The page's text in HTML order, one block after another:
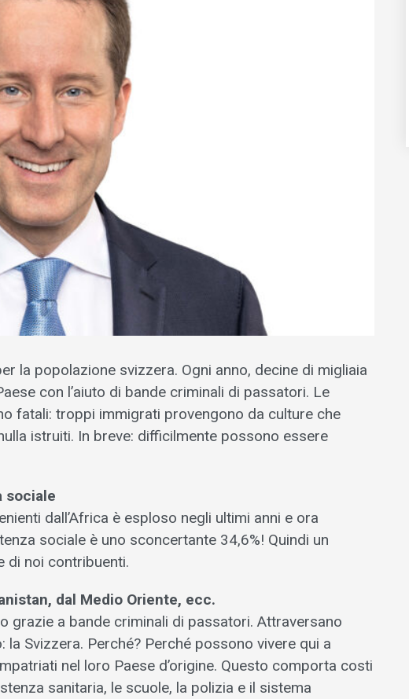
la popolazione svizzera. Ogni anno, decine di migliaia
con l’aiuto di bande criminali di passatori. Le
fatali: troppi immigrati provengono da culture che
istruiti. In breve: difficilmente possono essere
sociale
dall’Africa è esploso negli ultimi anni e ora
sociale è uno sconcertante 34,6%! Quindi un
di noi contribuenti.
dal Medio Oriente, ecc.
grazie a bande criminali di passatori. Attraversano
Svizzera. Perché? Perché possono vivere qui a
nel loro Paese d’origine. Questo comporta costi
sanitaria, le scuole, la polizia e il sistema